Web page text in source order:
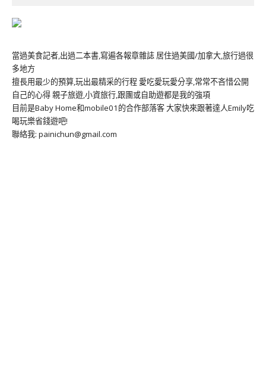
當過美食記者,出過二本書,寫遍各報章雜誌 居住過美國/加拿大,旅行過很
多地方
擅長用最少的預算,玩出最精采的行程 愛吃愛玩愛分享,常常不吝惜公開
自己的心得 親子旅遊,小資旅行,跟團或自助遊都是我的強項
目前是Baby Home和mobile01的合作部落客 大家快來跟著達人Emily吃
喝玩樂省錢遊吧!
聯絡我: painichun@gmail.com